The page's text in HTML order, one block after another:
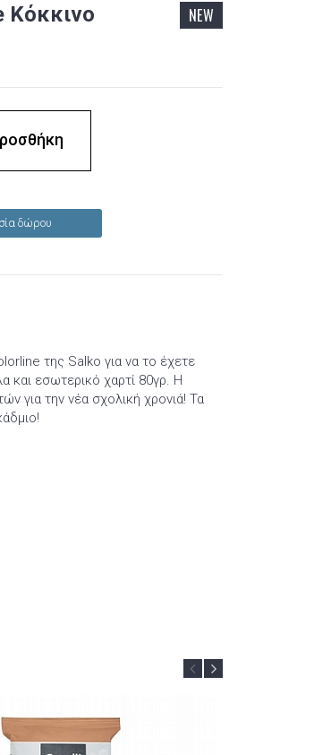
Κόκκινο
NEW
δώρου
της Salko για να το έχετε
και εσωτερικό χαρτί 80γρ. Η
για την νέα σχολική χρονιά! Τα